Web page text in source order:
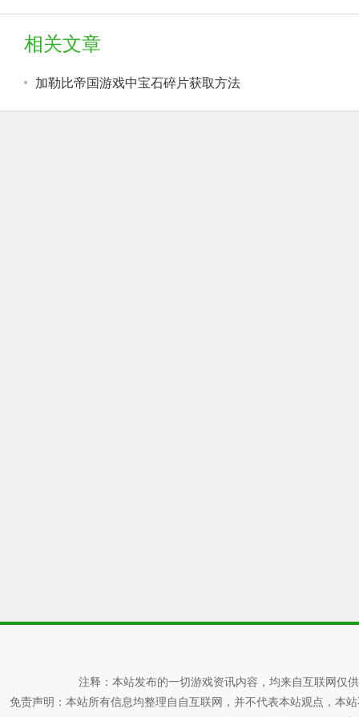
相关文章
加勒比帝国游戏中宝石碎片获取方法
注释：本站发布的一切游戏资讯内容，均来自互联网仅
免责声明：本站所有信息均整理自自互联网，并不代表本站观点，本